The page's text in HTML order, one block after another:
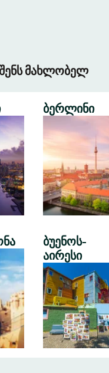
მახლობელ
ბერლინი
ბუენოს-
აირესი